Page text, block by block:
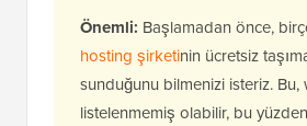
Önemli: Başlamadan önce,
hosting şirketinin ücretsiz
sunduğunu bilmenizi isteriz.
listelenmemiş olabilir, bu